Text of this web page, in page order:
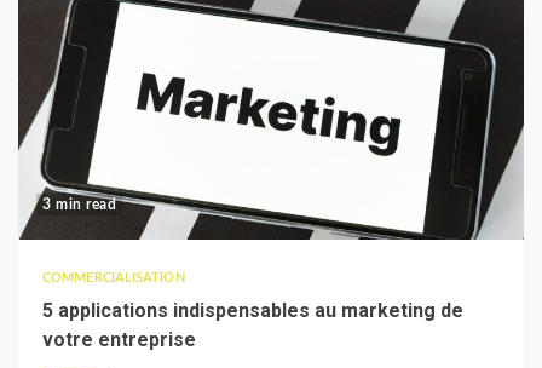
3 min read
COMMERCIALISATION
5 applications indispensables au marketing de
votre entreprise